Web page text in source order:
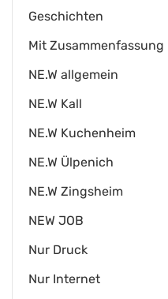
Geschichten
Mit Zusammenfassung
NE.W allgemein
NE.W Kall
NE.W Kuchenheim
NE.W Ülpenich
NE.W Zingsheim
NEW JOB
Nur Druck
Nur Internet